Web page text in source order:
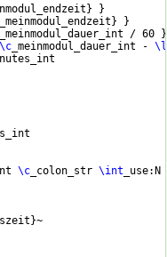
}
}
}
}
_meinmodul_dauer_int / 60 }
\c _meinmodul_dauer_int - \l
\c _colon_str \int _use:N
}~